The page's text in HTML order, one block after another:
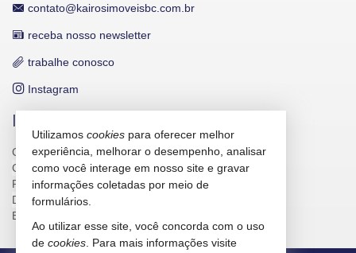
contato@kairosimoveisbc.com.br
receba nosso newsletter
trabalhe conosco
Instagram
INDICADORES FINANCEIROS
CUB /SC
R$ 3.151,24
CUB /SC variação
0,95%
Poupança
0,6738%
Dólar Comercial
Euro
Utilizamos cookies para oferecer melhor
experiência, melhorar o desempenho, analisar
como você interage em nosso site e gravar
informações coletadas por meio de
formulários.
Ao utilizar esse site, você concorda com o uso
de cookies . Para mais informações visite